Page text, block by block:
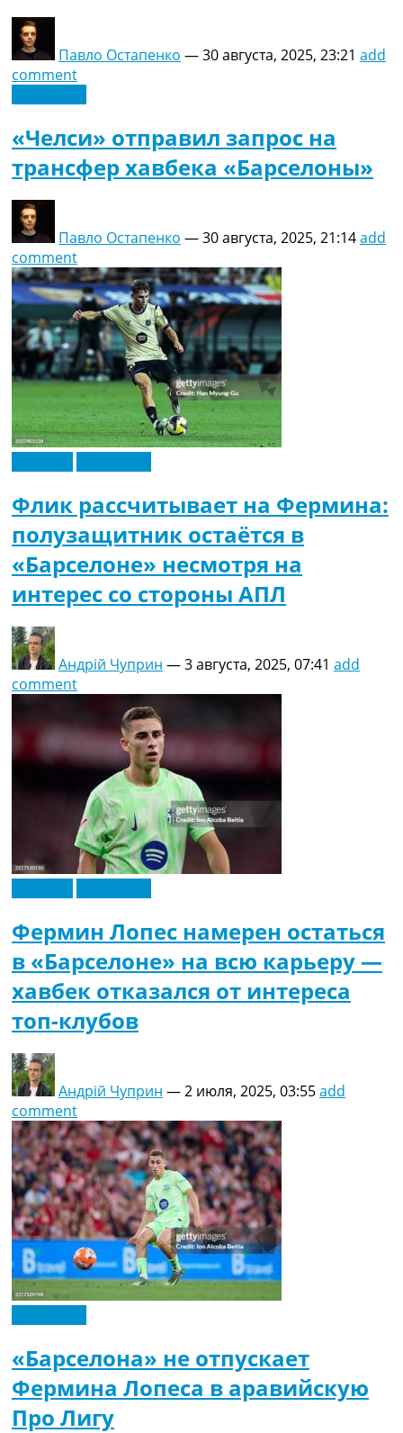
Павло Остапенко —30 августа, 2025, 23:21 add
comment
«Челси» отправил запрос на
трансфер хавбека «Барселоны»
Павло Остапенко —30 августа, 2025, 21:14add
comment
Флик рассчитывает на Фермина:
полузащитник остаётся в
«Барселоне» несмотря на
интерес со стороны АПЛ
Андрій Чуприн —3 августа, 2025, 07:41 add
comment
Фермин Лопес намерен остаться
в «Барселоне» на всю карьеру —
хавбек отказался от интереса
топ-клубов
Андрій Чуприн —2 июля, 2025, 03:55add
comment
«Барселона» не отпускает
Фермина Лопеса в аравийскую
Про Лигу